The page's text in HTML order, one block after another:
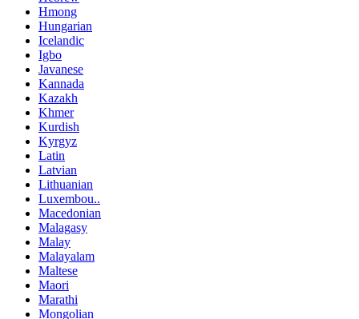
Hmong
Hungarian
Icelandic
Igbo
Javanese
Kannada
Kazakh
Khmer
Kurdish
Kyrgyz
Latin
Latvian
Lithuanian
Luxembou..
Macedonian
Malagasy
Malay
Malayalam
Maltese
Maori
Marathi
Mongolian